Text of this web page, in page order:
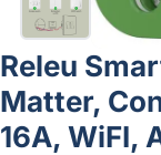
Releu
Matter,
16A, WiFI,